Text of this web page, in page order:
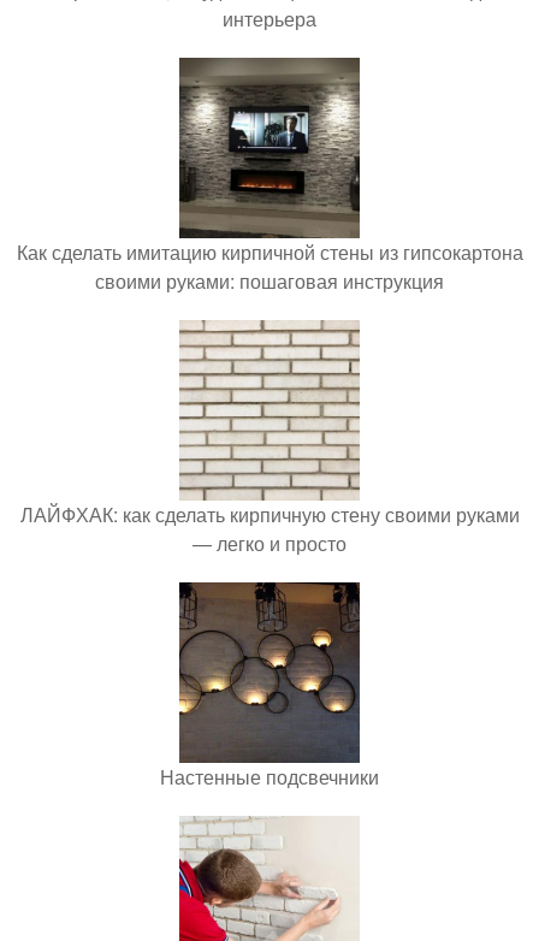
интерьера
Как сделать имитацию кирпичной стены из гипсокартона
своими руками: пошаговая инструкция
ЛАЙФХАК: как сделать кирпичную стену своими руками
— легко и просто
Настенные подсвечники